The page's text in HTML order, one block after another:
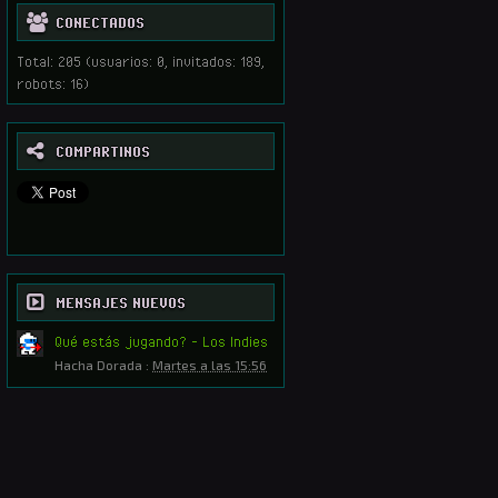
CONECTADOS
Total: 205 (usuarios: 0, invitados: 189,
robots: 16)
COMPARTINOS
MENSAJES NUEVOS
Qué estás jugando? - Los Indies
Hacha Dorada : Martes a las 15:56